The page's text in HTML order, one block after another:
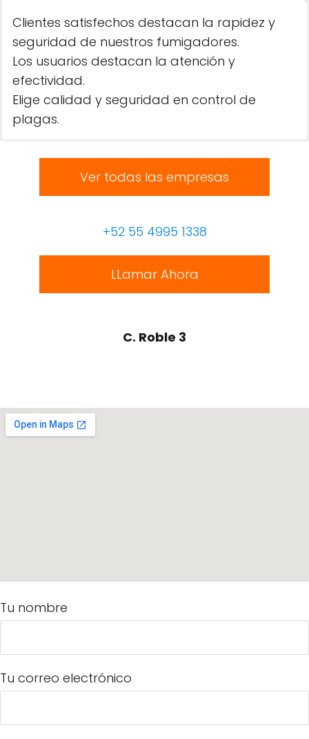
Clientes satisfechos destacan la rapidez y
seguridad de nuestros fumigadores.
Los usuarios destacan la atención y
efectividad.
Elige calidad y seguridad en control de
plagas.
Ver todas las empresas
+52 55 4995 1338
LLamar Ahora
C. Roble 3
Tu nombre
Tu correo electrónico